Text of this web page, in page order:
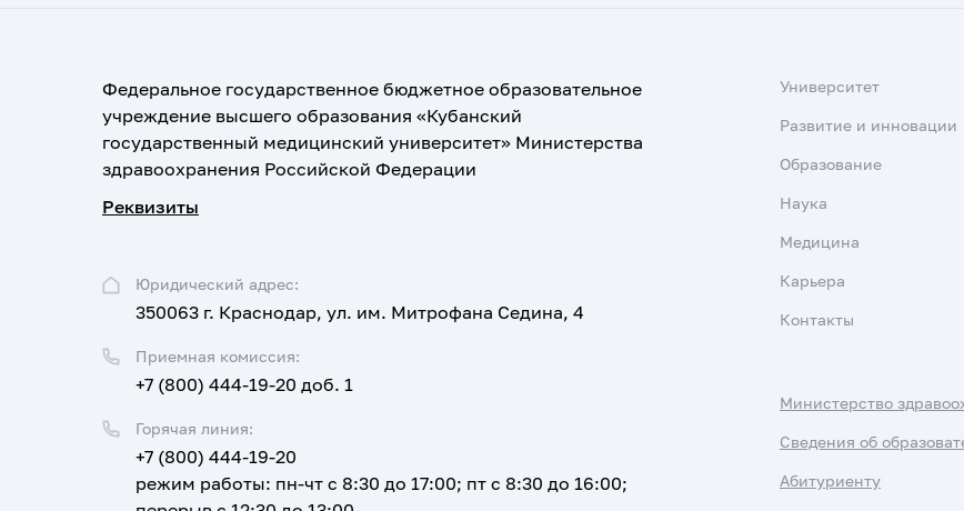
Федеральное государственное бюджетное образовательное
учреждение высшего образования «Кубанский
государственный медицинский университет» Министерства
здравоохранения Российской Федерации
Реквизиты
Юридический адрес:
350063 г. Краснодар, ул. им. Митрофана Седина, 4
Приемная комиссия:
+7 (800) 444-19-20 доб. 1
Горячая линия:
+7 (800) 444-19-20
режим работы: пн-чт с 8:30 до 17:00; пт с 8:30 до 16:00;
Университет
Развитие и инновации
Образование
Наука
Медицина
Карьера
Контакты
Министерство
Сведения об
Абитуриенту